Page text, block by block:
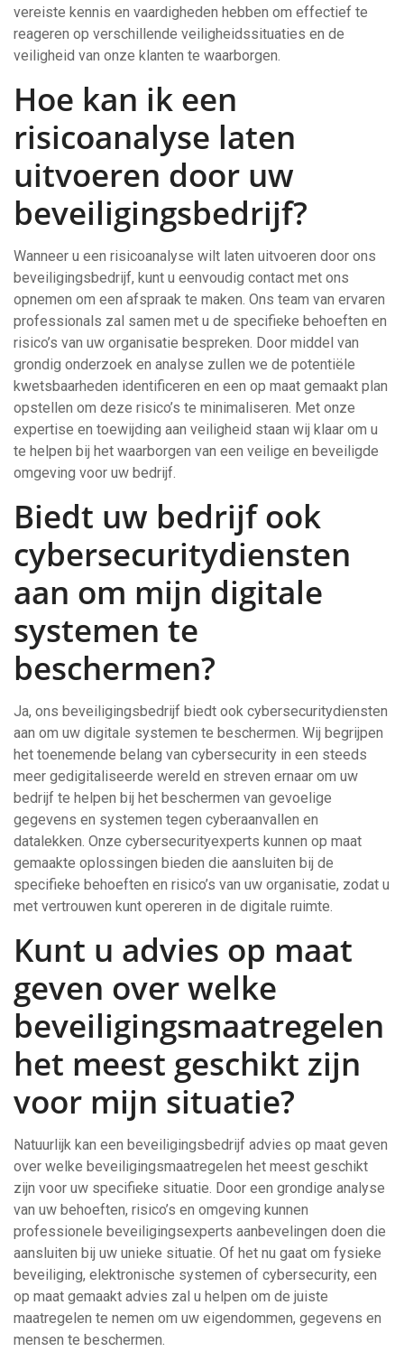
vereiste kennis en vaardigheden hebben om effectief te
reageren op verschillende veiligheidssituaties en de
veiligheid van onze klanten te waarborgen.
Hoe kan ik een
risicoanalyse laten
uitvoeren door uw
beveiligingsbedrijf?
Wanneer u een risicoanalyse wilt laten uitvoeren door ons
beveiligingsbedrijf, kunt u eenvoudig contact met ons
opnemen om een afspraak te maken. Ons team van ervaren
professionals zal samen met u de specifieke behoeften en
risico’s van uw organisatie bespreken. Door middel van
grondig onderzoek en analyse zullen we de potentiële
kwetsbaarheden identificeren en een op maat gemaakt plan
opstellen om deze risico’s te minimaliseren. Met onze
expertise en toewijding aan veiligheid staan wij klaar om u
te helpen bij het waarborgen van een veilige en beveiligde
omgeving voor uw bedrijf.
Biedt uw bedrijf ook
cybersecuritydiensten
aan om mijn digitale
systemen te
beschermen?
Ja, ons beveiligingsbedrijf biedt ook cybersecuritydiensten
aan om uw digitale systemen te beschermen. Wij begrijpen
het toenemende belang van cybersecurity in een steeds
meer gedigitaliseerde wereld en streven ernaar om uw
bedrijf te helpen bij het beschermen van gevoelige
gegevens en systemen tegen cyberaanvallen en
datalekken. Onze cybersecurityexperts kunnen op maat
gemaakte oplossingen bieden die aansluiten bij de
specifieke behoeften en risico’s van uw organisatie, zodat u
met vertrouwen kunt opereren in de digitale ruimte.
Kunt u advies op maat
geven over welke
beveiligingsmaatregelen
het meest geschikt zijn
voor mijn situatie?
Natuurlijk kan een beveiligingsbedrijf advies op maat geven
over welke beveiligingsmaatregelen het meest geschikt
zijn voor uw specifieke situatie. Door een grondige analyse
van uw behoeften, risico’s en omgeving kunnen
professionele beveiligingsexperts aanbevelingen doen die
aansluiten bij uw unieke situatie. Of het nu gaat om fysieke
beveiliging, elektronische systemen of cybersecurity, een
op maat gemaakt advies zal u helpen om de juiste
maatregelen te nemen om uw eigendommen, gegevens en
mensen te beschermen.